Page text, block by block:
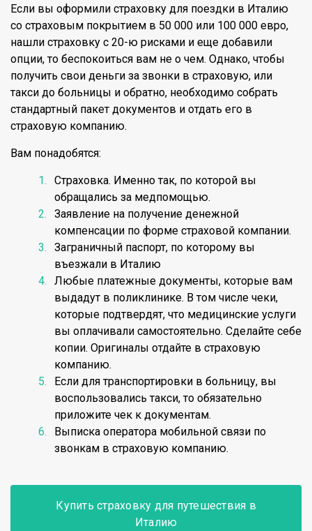
Если вы оформили страховку для поездки в Италию
со страховым покрытием в 50 000 или 100 000 евро,
нашли страховку с 20-ю рисками и еще добавили
опции, то беспокоиться вам не о чем. Однако, чтобы
получить свои деньги за звонки в страховую, или
такси до больницы и обратно, необходимо собрать
стандартный пакет документов и отдать его в
страховую компанию.
Вам понадобятся:
Страховка. Именно так, по которой вы
обращались за медпомощью.
Заявление на получение денежной
компенсации по форме страховой компании.
Заграничный паспорт, по которому вы
въезжали в Италию
Любые платежные документы, которые вам
выдадут в поликлинике. В том числе чеки,
которые подтвердят, что медицинские услуги
вы оплачивали самостоятельно. Сделайте себе
копии. Оригиналы отдайте в страховую
компанию.
Если для транспортировки в больницу, вы
воспользовались такси, то обязательно
приложите чек к документам.
Выписка оператора мобильной связи по
звонкам в страховую компанию.
Купить страховку для путешествия в
Италию